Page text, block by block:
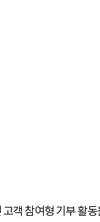
객 참여형 기부 활동